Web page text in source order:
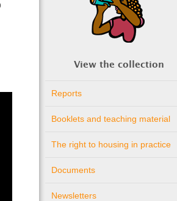
View the collection
Reports
Booklets and teaching material
The right to housing in practice
Documents
Newsletters